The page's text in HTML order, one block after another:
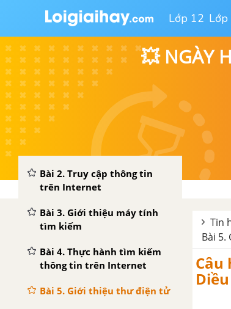
Lớp 12 Lớp
💥 NGÀY
mạng máy tính
Bài 3. Mạng có dây và mạng
không dây
Bài 4. Thực hành về mạng
máy tính
Bài 1. Thông tin trên web
Bài 2. Truy cập thông tin
trên Internet
Bài 3. Giới thiệu máy tính
tìm kiếm
Bài 4. Thực hành tìm kiếm
thông tin trên Internet
Bài 5. Giới thiệu thư điện tử
Tin
Bài
Câu
Diều